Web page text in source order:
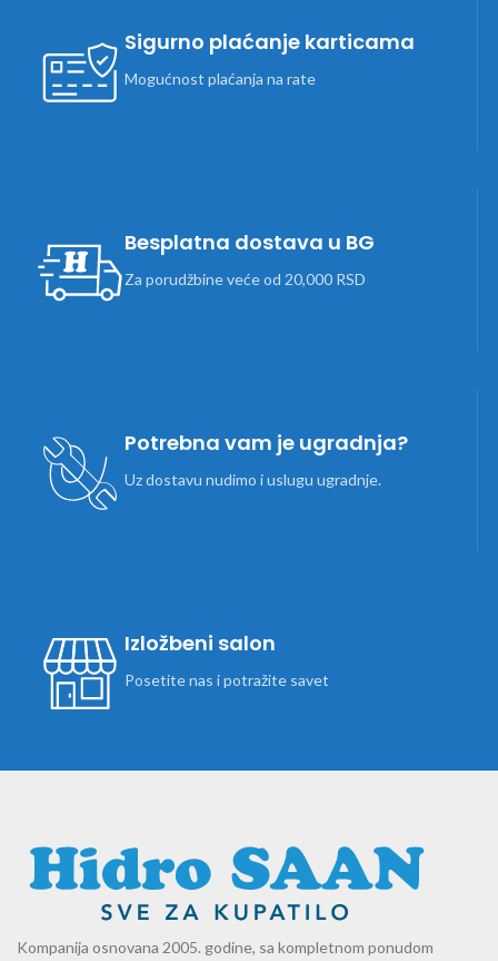
Sigurno plaćanje karticama
Mogućnost plaćanja na rate
Besplatna dostava u BG
Za porudžbine veće od 20,000 RSD
Potrebna vam je ugradnja?
Uz dostavu nudimo i uslugu ugradnje.
Izložbeni salon
Posetite nas i potražite savet
Kompanija osnovana 2005. godine, sa kompletnom ponudom